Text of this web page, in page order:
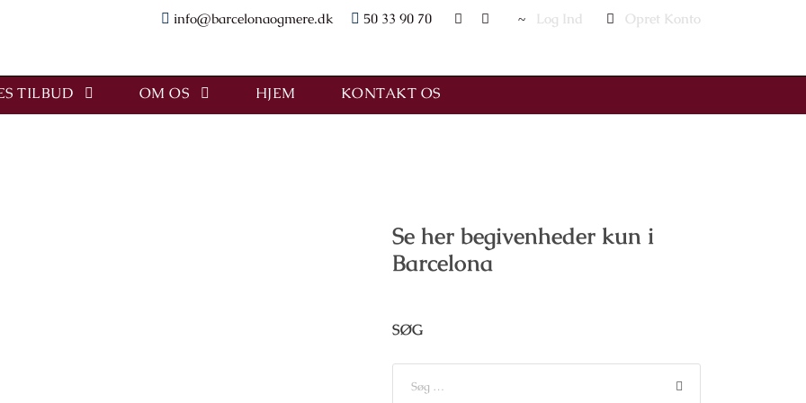
info@barcelonaogmere.dk 50 33 90 70 Log Ind Opret Konto
TILBUD OM OS HJEM KONTAKT OS
Se her begivenheder kun i
Barcelona
SØG